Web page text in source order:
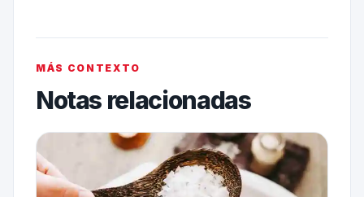
MÁS CONTEXTO
Notas relacionadas